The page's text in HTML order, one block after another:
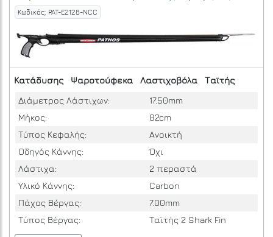
Κωδικός: PAT-E2128-NCC
Κατάδυσης Ψαροτούφεκα Λαστιχοβόλα
Ταϊτής
Διάμετρος Λάστιχων:
17.50mm
Μήκος:
82cm
Τύπος Κεφαλής:
Ανοικτή
Οδηγός Κάννης:
Όχι
Λάστιχα:
2 περαστά
Υλικό Κάννης:
Carbon
Πάχος Βέργας:
7.00mm
Τύπος Βέργας:
Ταϊτής 2 Shark Fin